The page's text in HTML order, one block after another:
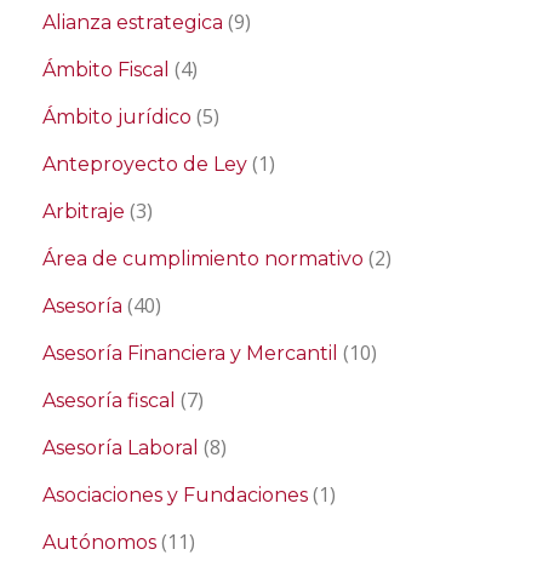
Alianza estrategica (9)
Ámbito Fiscal (4)
Ámbito jurídico (5)
Anteproyecto de Ley (1)
Arbitraje (3)
Área de cumplimiento normativo (2)
Asesoría (40)
Asesoría Financiera y Mercantil (10)
Asesoría fiscal (7)
Asesoría Laboral (8)
Asociaciones y Fundaciones (1)
Autónomos (11)